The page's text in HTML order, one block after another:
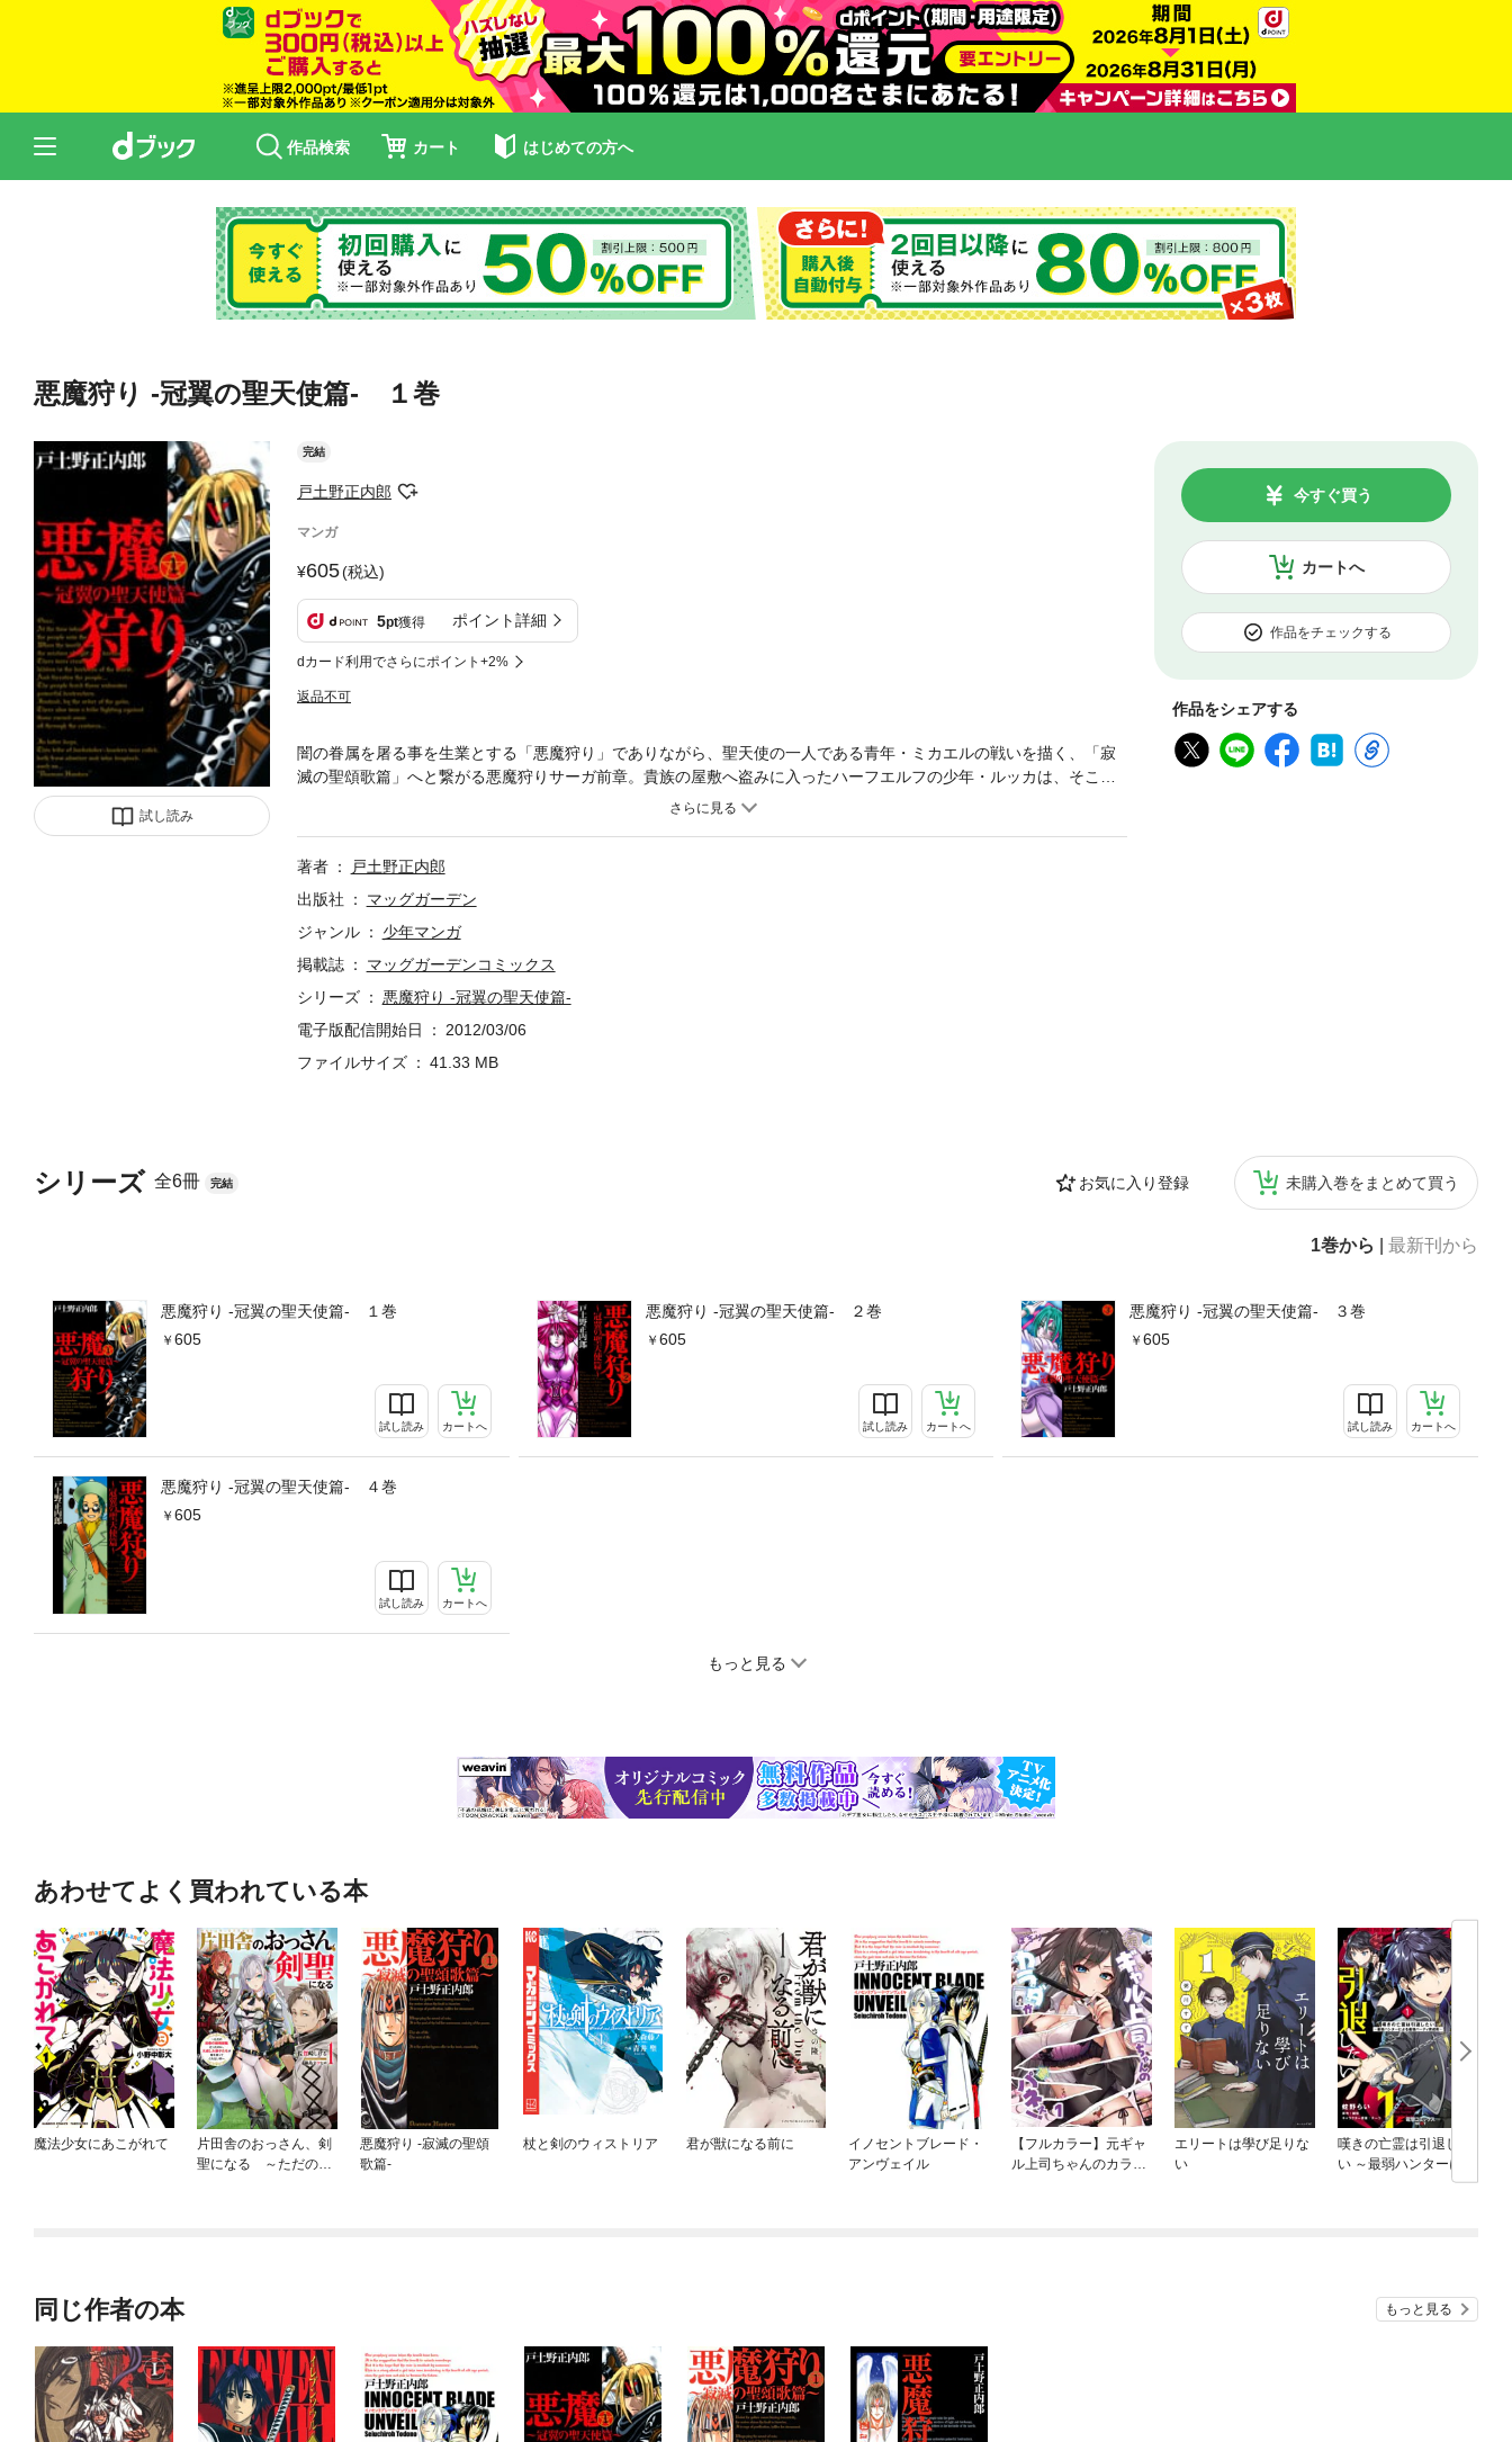
作品検索 カート はじめての方へ
悪魔狩り -冠翼の聖天使篇- １巻
試し読み
完結
戸土野正内郎
マンガ
605(税込)
5pt獲得 ポイント詳細
dカード利用でさらにポイント+2%
返品不可
カートへ
今すぐ買う
作品をチェックする
作品をシェアする
シリーズ 全6冊 完結 お気に入り登録 未購入巻をまとめて買う
1巻から 最新刊から
悪魔狩り -冠翼の聖天使篇- １巻
605
試し読み カートへ
悪魔狩り -冠翼の聖天使篇- ２巻
605
試し読み カートへ
悪魔狩り -冠翼の聖天使篇- ３巻
605
試し読み カートへ
悪魔狩り -冠翼の聖天使篇- ４巻
605
試し読み カートへ
もっと見る
闇の眷属を屠る事を生業とする「悪魔狩り」でありながら、聖天使の一人である青年・ミカエルの戦いを描く、「寂
滅の聖頌歌篇」へと繋がる悪魔狩りサーガ前章。貴族の屋敷へ盗みに入ったハーフエルフの少年・ルッカは、そこで
盗んだ品を憲兵隊に見つかり捕まってしまう。そして、カイニス伯爵により生け贄にされそうになったルッカは、冠
著者
戸土野正内郎
出版社
マッグガーデン
ジャンル
少年マンガ
掲載誌
マッグガーデンコミックス
シリーズ
悪魔狩り -冠翼の聖天使篇-
電子版配信開始日
2012/03/06
ファイルサイズ
41.33 MB
あわせてよく買われている本
魔法少女にあこがれて
片田舎のおっさん、剣
聖になる ～ただの田
悪魔狩り -寂滅の聖頌
歌篇-
杖と剣のウィストリア 君が獣になる前に
イノセントブレード・
アンヴェイル
【フルカラー】元ギャ
ル上司ちゃんのカラダ
エリートは學び足りな
い
嘆きの亡霊は引退した
い ～最弱ハンターによ
る最強パーティ育成術
同じ作者の本 もっと見る